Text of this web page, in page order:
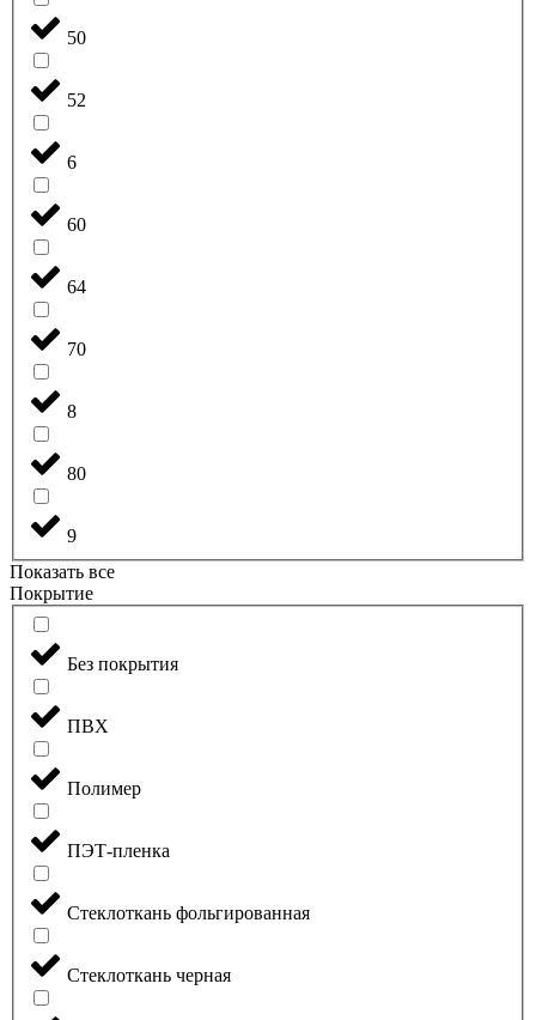
50
52
6
60
64
70
8
80
9
Показать все
Покрытие
Без покрытия
ПВХ
Полимер
ПЭТ-пленка
Стеклоткань фольгированная
Стеклоткань черная